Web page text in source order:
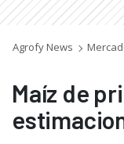
Agrofy News
Maíz de